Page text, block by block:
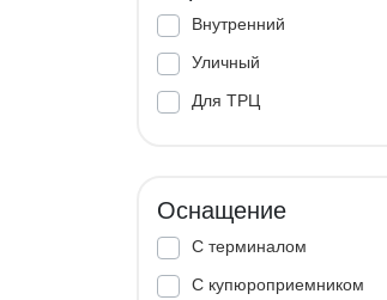
Внутренний
Уличный
Для ТРЦ
Оснащение
С терминалом
С купюроприемником